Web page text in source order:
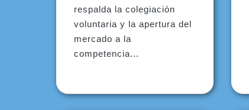
respalda la colegiación
voluntaria y la apertura del
mercado a la
competencia...